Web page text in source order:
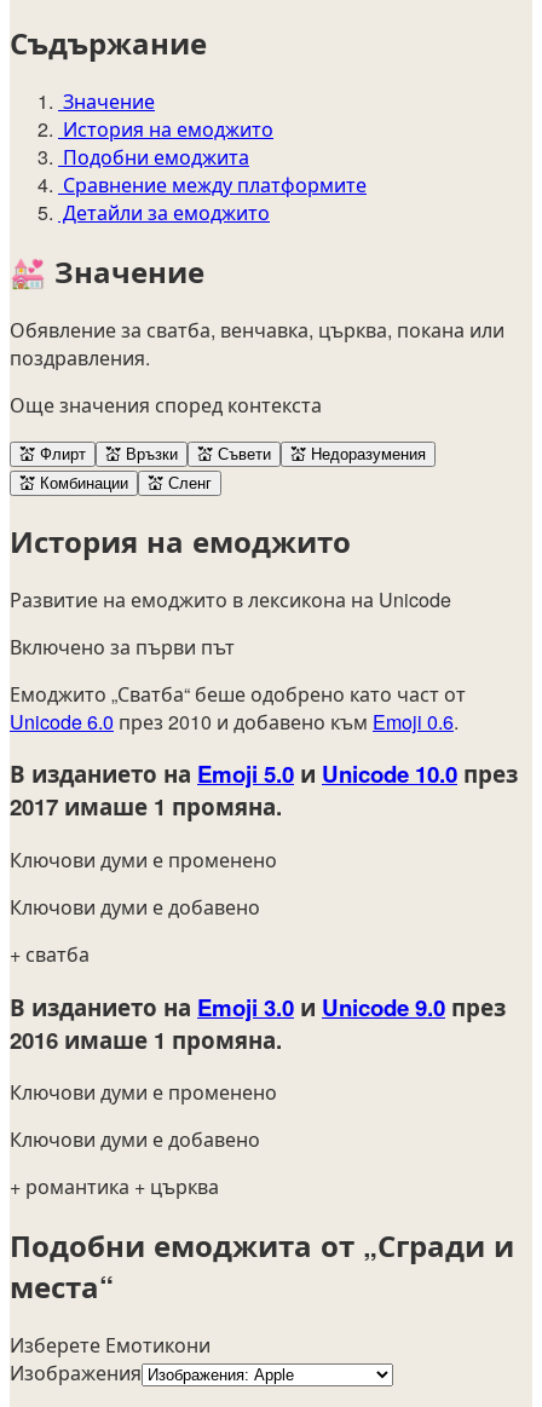
Съдържание
Значение
История на емоджито
Подобни емоджита
Сравнение между платформите
Детайли за емоджито
💒 Значение
Обявление за сватба, венчавка, църква, покана или
поздравления.
Още значения според контекста
💒 Флирт 💒 Връзки 💒 Съвети 💒 Недоразумения
💒 Комбинации 💒 Сленг
История на емоджито
Развитие на емоджито в лексикона на Unicode
Включено за първи път
Емоджито „Сватба“ беше одобрено като част от
Unicode 6.0 през 2010 и добавено към Emoji 0.6.
В изданието на Emoji 5.0 и Unicode 10.0 през
2017 имаше 1 промяна.
Ключови думи е променено
Ключови думи е добавено
+ сватба
В изданието на Emoji 3.0 и Unicode 9.0 през
2016 имаше 1 промяна.
Ключови думи е променено
Ключови думи е добавено
+ романтика + църква
Подобни емоджита от „Сгради и
места“
Изберете Емотикони
Изображения